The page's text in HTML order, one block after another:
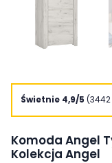
Świetnie 4,9/5
Komoda Angel
Kolekcja Angel